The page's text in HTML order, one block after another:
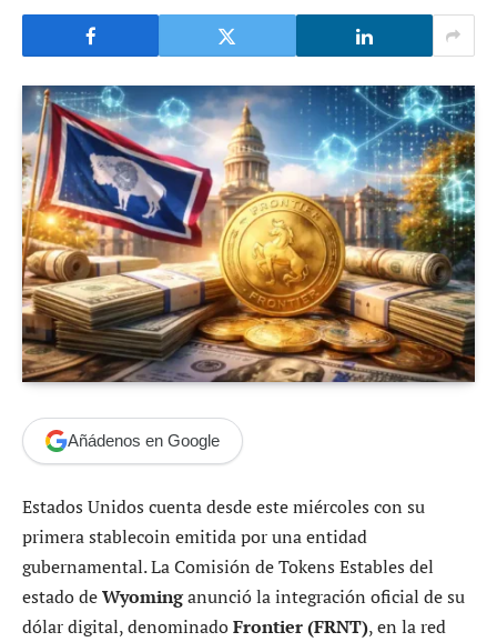
Añádenos en Google
Estados Unidos cuenta desde este miércoles con su
primera stablecoin emitida por una entidad
gubernamental. La Comisión de Tokens Estables del
estado deWyominganunció la integración oficial de su
dólar digital, denominadoFrontier (FRNT), en la red